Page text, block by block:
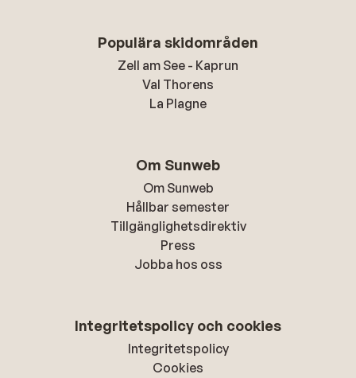
Populära skidområden
Zell am See - Kaprun
Val Thorens
La Plagne
Om Sunweb
Om Sunweb
Hållbar semester
Tillgänglighetsdirektiv
Press
Jobba hos oss
Integritetspolicy och cookies
Integritetspolicy
Cookies